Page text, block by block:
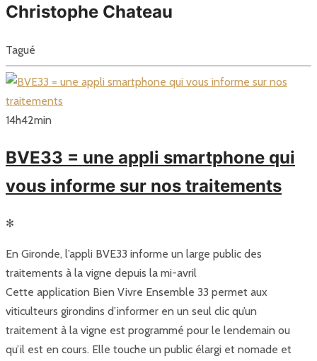
Christophe Chateau
Tagué
14h42min
BVE33 = une appli smartphone qui
vous informe sur nos traitements
✻
En Gironde, l’appli BVE33 informe un large public des
traitements à la vigne depuis la mi-avril
Cette application Bien Vivre Ensemble 33 permet aux
viticulteurs girondins d’informer en un seul clic qu’un
traitement à la vigne est programmé pour le lendemain ou
qu’il est en cours. Elle touche un public élargi et nomade et